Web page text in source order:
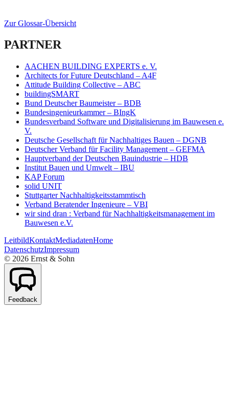
Zur Glossar-Übersicht
PARTNER
AACHEN BUILDING EXPERTS e. V.
Architects for Future Deutschland – A4F
Attitude Building Collective – ABC
buildingSMART
Bund Deutscher Baumeister – BDB
Bundesingenieurkammer – BIngK
Bundesverband Software und Digitalisierung im Bauwesen e.
V.
Deutsche Gesellschaft für Nachhaltiges Bauen – DGNB
Deutscher Verband für Facility Management – GEFMA
Hauptverband der Deutschen Bauindustrie – HDB
Institut Bauen und Umwelt – IBU
KAP Forum
solid UNIT
Stuttgarter Nachhaltigkeitsstammtisch
Verband Beratender Ingenieure – VBI
wir sind dran : Verband für Nachhaltigkeitsmanagement im
Bauwesen e.V.
LeitbildKontaktMediadatenHome
DatenschutzImpressum
© 2026 Ernst & Sohn
Feedback